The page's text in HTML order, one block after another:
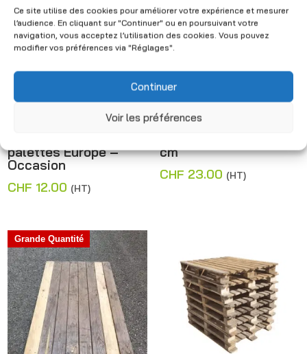
Ce site utilise des cookies pour améliorer votre expérience et mesurer
l’audience. En cliquant sur "Continuer" ou en poursuivant votre
navigation, vous acceptez l’utilisation des cookies. Vous pouvez
modifier vos préférences via "Réglages".
Continuer
Voir les préférences
CHF 60.00
Cadre pliable bois
palettes Europe –
Occasion
CHF 12.00 (HT)
Couvercles neufs pour
cm
CHF 23.00 (HT)
Grande Quantité